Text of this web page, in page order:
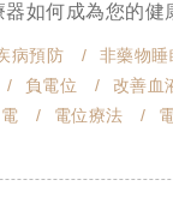
如何成為您的健
病預防 非藥物睡
負電位 改善血
電位療法